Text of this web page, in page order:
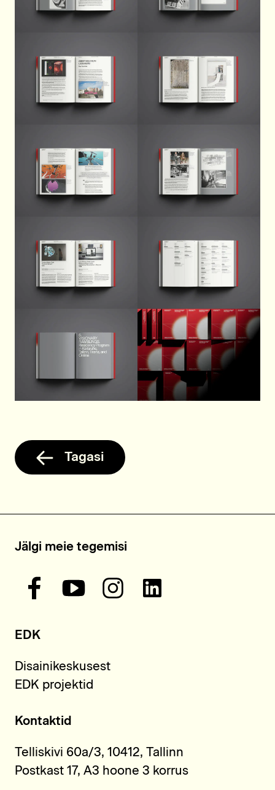
Tagasi
Jälgi meie tegemisi
EDK
Disainikeskusest
EDK projektid
Kontaktid
Telliskivi 60a/3, 10412, Tallinn
Postkast 17, A3 hoone 3 korrus